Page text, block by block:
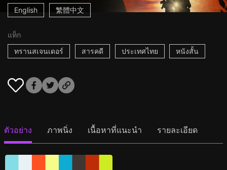
English
繁體中文
แท็ก
ทรานสเจนเดอร์
สารคดี ประเทศไทย หนังสั้น
ตัวอย่าง ภาพนิ่ง เนื้อหาที่แนะนำ รายละเอียด